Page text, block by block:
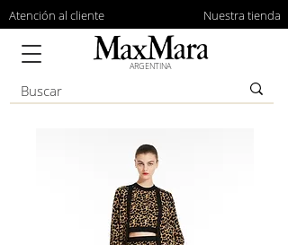
Atención al cliente Nuestra tienda
ARGENTINA